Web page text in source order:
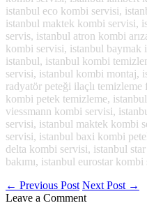
istanbul eco kombi servisi,
istanbul maktek kombi servisi,
servis, istanbul atron kombi
kombi servisi, istanbul baymak
istanbul, istanbul kombi
servisi, istanbul kombi montaj,
radyatör peteği ilaçlı
kombi petek temizleme,
viessmann kombi servisi,
servisi, istanbul maktek kombi
servisi, istanbul baxi kombi
delta kombi servisi, istanbul
bakımı, istanbul eurostar
← Previous Post Next Post →
Leave a Comment